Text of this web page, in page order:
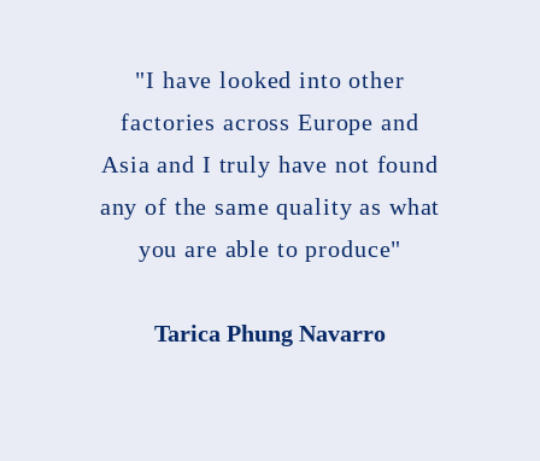
"I have looked into other
factories across Europe and
Asia and I truly have not found
any of the same quality as what
you are able to produce"
Tarica Phung Navarro